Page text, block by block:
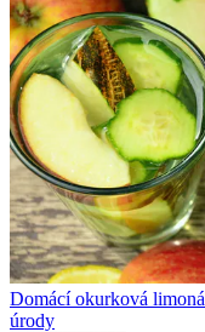
Domácí okurková
úrody